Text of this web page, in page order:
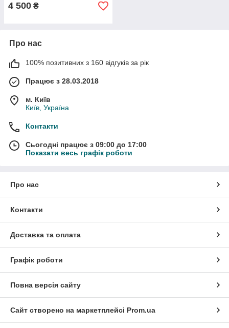
4 500 ₴
Про нас
100% позитивних з 160 відгуків за рік
Працює з 28.03.2018
м. Київ
Київ, Україна
Контакти
Сьогодні працює з 09:00 до 17:00
Показати весь графік роботи
Про нас
Контакти
Доставка та оплата
Графік роботи
Повна версія сайту
Сайт створено на маркетплейсі Prom.ua